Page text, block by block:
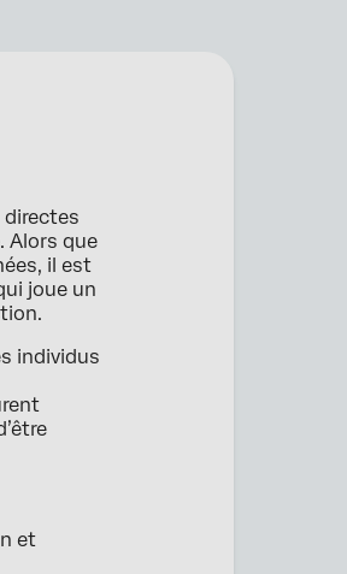
directes
Alors que
il est
joue un
individus
et